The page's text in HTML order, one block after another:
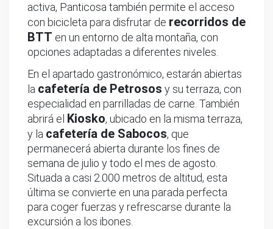
activa, Panticosa también permite el acceso
con bicicleta para disfrutar de recorridos de
BTT en un entorno de alta montaña, con
opciones adaptadas a diferentes niveles.
En el apartado gastronómico, estarán abiertas
la cafetería de Petrosos y su terraza, con
especialidad en parrilladas de carne. También
abrirá el Kiosko, ubicado en la misma terraza,
y la cafetería de Sabocos, que
permanecerá abierta durante los fines de
semana de julio y todo el mes de agosto.
Situada a casi 2.000 metros de altitud, esta
última se convierte en una parada perfecta
para coger fuerzas y refrescarse durante la
excursión a los ibones.